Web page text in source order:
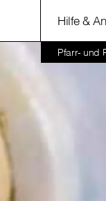
Hilfe &
Pfarr- und